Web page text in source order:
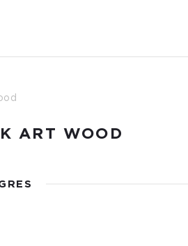
ART WOOD